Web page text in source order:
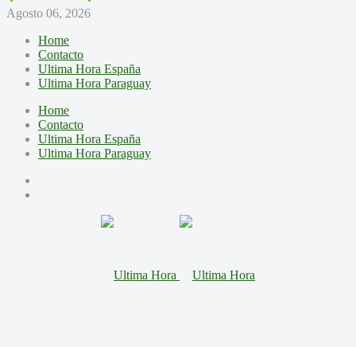
Agosto 06, 2026
Home
Contacto
Ultima Hora España
Ultima Hora Paraguay
Home
Contacto
Ultima Hora España
Ultima Hora Paraguay